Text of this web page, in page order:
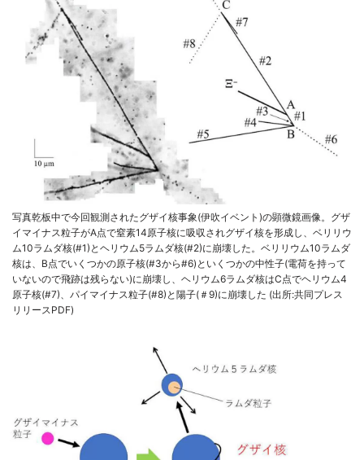
写真乾板中で今回観測されたグザイ核事象(伊吹イベント)の顕微鏡画像。グザ
イマイナス粒子がA点で窒素14原子核に吸収されグザイ核を形成し、ベリリウ
ム10ラムダ核(#1)とヘリウム5ラムダ核(#2)に崩壊した。ベリリウム10ラムダ
核は、B点でいくつかの原子核(#3から#6)といくつかの中性子(電荷を持って
いないので飛跡は残らない)に崩壊し、ヘリウム6ラムダ核はC点でヘリウム4
原子核(#7)、パイマイナス粒子(#8)と陽子(＃9)に崩壊した (出所:共同プレス
リリースPDF)